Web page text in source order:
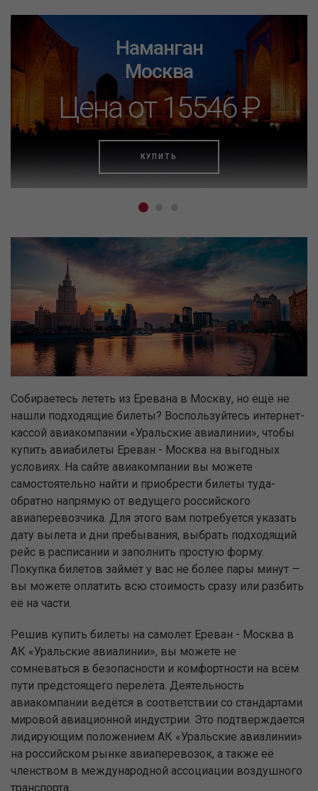
Наманган
Москва
Цена от 15546 ₽
КУПИТЬ
Собираетесь лететь из Еревана в Москву, но ещё не
нашли подходящие билеты? Воспользуйтесь интернет-
кассой авиакомпании «Уральские авиалинии», чтобы
купить авиабилеты Ереван - Москва на выгодных
условиях. На сайте авиакомпании вы можете
самостоятельно найти и приобрести билеты туда-
обратно напрямую от ведущего российского
авиаперевозчика. Для этого вам потребуется указать
дату вылета и дни пребывания, выбрать подходящий
рейс в расписании и заполнить простую форму.
Покупка билетов займёт у вас не более пары минут —
вы можете оплатить всю стоимость сразу или разбить
её на части.
Решив купить билеты на самолет Ереван - Москва в
АК «Уральские авиалинии», вы можете не
сомневаться в безопасности и комфортности на всём
пути предстоящего перелёта. Деятельность
авиакомпании ведётся в соответствии со стандартами
мировой авиационной индустрии. Это подтверждается
лидирующим положением АК «Уральские авиалинии»
на российском рынке авиаперевозок, а также её
членством в международной ассоциации воздушного
транспорта.